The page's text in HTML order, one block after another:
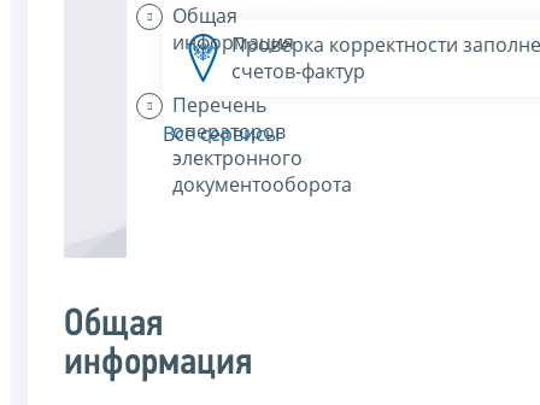
Общая
информация
Перечень
операторов
электронного
документооборота
Общая
информация
Проверка корректности
счетов-фактур
Все сервисы